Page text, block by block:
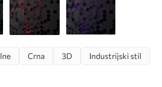
Crna 3D Industrijski stil